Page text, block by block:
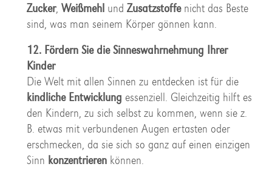
Zucker, Weißmehl und Zusatzstoffenicht das Beste
sind, was man seinem Körper gönnen kann.
12. Fördern Sie die Sinneswahrnehmung Ihrer
Kinder
Die Welt mit allen Sinnen zu entdecken ist für die
kindliche Entwicklung essenziell. Gleichzeitig hilft es
den Kindern, zu sich selbst zu kommen, wenn sie z.
B. etwas mit verbundenen Augen ertasten oder
erschmecken, da sie sich so ganz auf einen einzigen
Sinn konzentrierenkönnen.